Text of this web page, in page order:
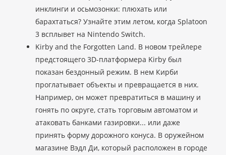
инклинги и осьмозонки: плюхать или
барахтаться? Узнайте этим летом, когда Splatoon
3 всплывет на Nintendo Switch.
Kirby and the Forgotten Land. В новом трейлере
предстоящего 3D-платформера Kirby был
показан бездонный режим. В нем Кирби
проглатывает объекты и превращается в них.
Например, он может превратиться в машину и
гонять по округе, стать торговым автоматом и
атаковать банками газировки... или даже
принять форму дорожного конуса. В оружейном
магазине Вэдл Ди, который расположен в городе